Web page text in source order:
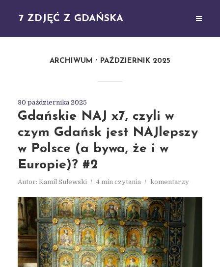
7 ZDJĘĆ Z GDAŃSKA
ARCHIWUM PAŹDZIERNIK 2025
30 października 2025
Gdańskie NAJ x7, czyli w
czym Gdańsk jest NAJlepszy
w Polsce (a bywa, że i w
Europie)? #2
Autor: Kamil Sulewski 4 min czytania komentarzy